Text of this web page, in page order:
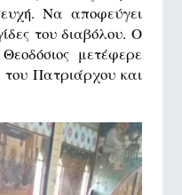
Να αποφεύγει
του διαβόλου. Ο
μετέφερε
του Πατριάρχου και